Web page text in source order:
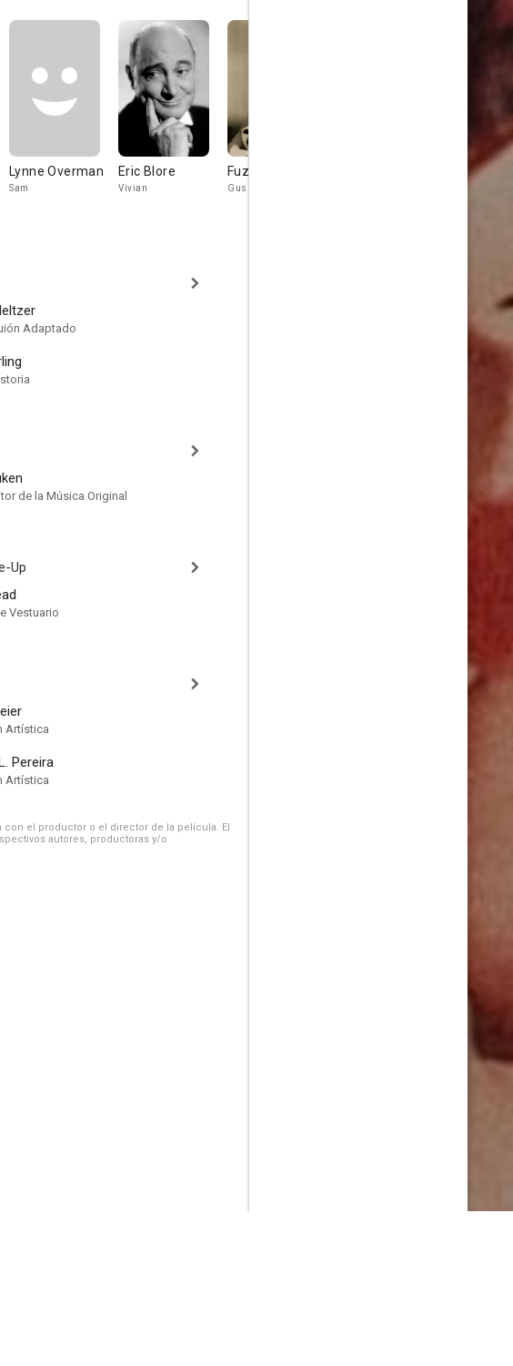
Lynne Overman
Sam
Eric Blore
Vivian
Fuzzy Knight
Gus Nelson
Oliver
Adaptado
de la Música Original
Up
Vestuario
Artística
Pereira
Artística
el productor o el director de la película. El
autores, productoras y/o